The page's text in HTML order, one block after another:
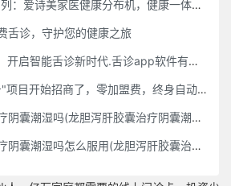
健康分布机，健康一体机，社区服务中心，药店，健康小屋都需要
舌诊，守护您的健康之旅
舌诊新时代.舌诊app软件有哪些 好用的舌诊app大全
目开始招商了，零加盟费，终身自动赚钱
潮湿吗(龙胆泻肝胶囊治疗阴囊潮湿吗怎么服用)
吗怎么服用(龙胆泻肝胶囊治疗阴囊潮湿吗怎么服用效果好)